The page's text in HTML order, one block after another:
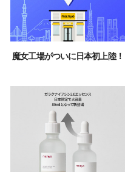
魔女工場がついに日本初上陸！